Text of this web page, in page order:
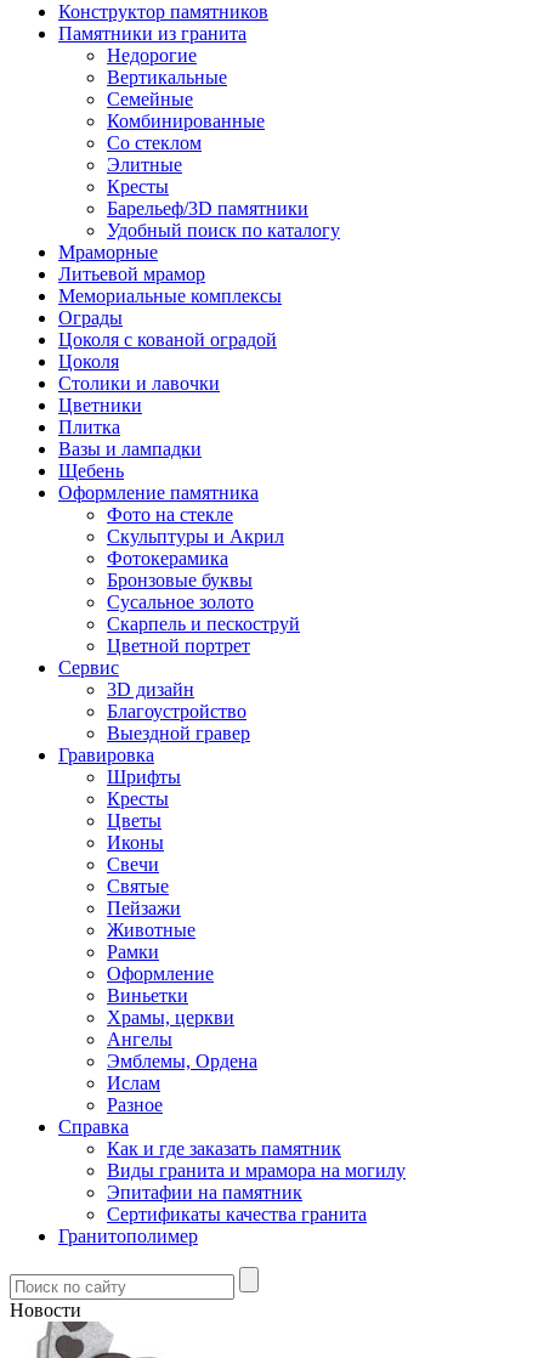
Конструктор памятников
Памятники из гранита
Недорогие
Вертикальные
Семейные
Комбинированные
Со стеклом
Элитные
Кресты
Барельеф/3D памятники
Удобный поиск по каталогу
Мраморные
Литьевой мрамор
Мемориальные комплексы
Ограды
Цоколя с кованой оградой
Цоколя
Столики и лавочки
Цветники
Плитка
Вазы и лампадки
Щебень
Оформление памятника
Фото на стекле
Скульптуры и Акрил
Фотокерамика
Бронзовые буквы
Сусальное золото
Скарпель и пескоструй
Цветной портрет
Сервис
3D дизайн
Благоустройство
Выездной гравер
Гравировка
Шрифты
Кресты
Цветы
Иконы
Свечи
Святые
Пейзажи
Животные
Рамки
Оформление
Виньетки
Храмы, церкви
Ангелы
Эмблемы, Ордена
Ислам
Разное
Справка
Как и где заказать памятник
Виды гранита и мрамора на могилу
Эпитафии на памятник
Сертификаты качества гранита
Гранитополимер
Новости